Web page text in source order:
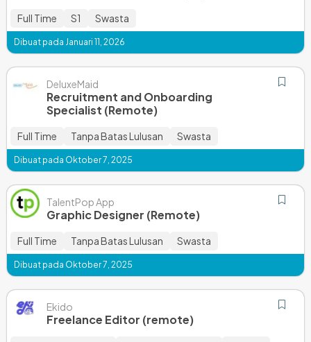
Full Time S1 Swasta
Dibuat pada Januari 11, 2026
DeluxeMaid
Recruitment and Onboarding
Specialist (Remote)
Full Time Tanpa Batas Lulusan Swasta
Dibuat pada Oktober 7, 2025
TalentPop App
Graphic Designer (Remote)
Full Time Tanpa Batas Lulusan Swasta
Dibuat pada Oktober 7, 2025
Ekido
Freelance Editor (remote)